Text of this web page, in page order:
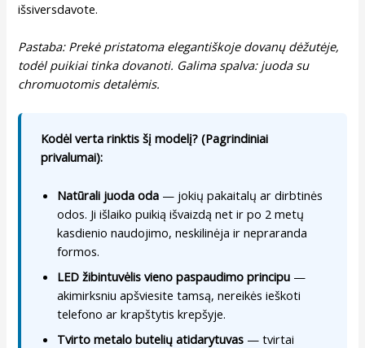
išsiversdavote.
Pastaba: Prekė pristatoma elegantiškoje dovanų dėžutėje,
todėl puikiai tinka dovanoti. Galima spalva: juoda su
chromuotomis detalėmis.
Kodėl verta rinktis šį modelį? (Pagrindiniai
privalumai):
Natūrali juoda oda — jokių pakaitalų ar dirbtinės
odos. Ji išlaiko puikią išvaizdą net ir po 2 metų
kasdienio naudojimo, neskilinėja ir nepraranda
formos.
LED žibintuvėlis vieno paspaudimo principu —
akimirksniu apšviesite tamsą, nereikės ieškoti
telefono ar krapštytis krepšyje.
Tvirto metalo butelių atidarytuvas — tvirtai